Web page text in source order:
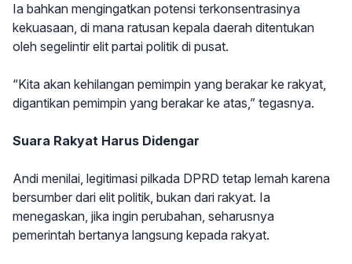
Ia bahkan mengingatkan potensi terkonsentrasinya
kekuasaan, di mana ratusan kepala daerah ditentukan
oleh segelintir elit partai politik di pusat.
“Kita akan kehilangan pemimpin yang berakar ke rakyat,
digantikan pemimpin yang berakar ke atas,” tegasnya.
Suara Rakyat Harus Didengar
Andi menilai, legitimasi pilkada DPRD tetap lemah karena
bersumber dari elit politik, bukan dari rakyat. Ia
menegaskan, jika ingin perubahan, seharusnya
pemerintah bertanya langsung kepada rakyat.